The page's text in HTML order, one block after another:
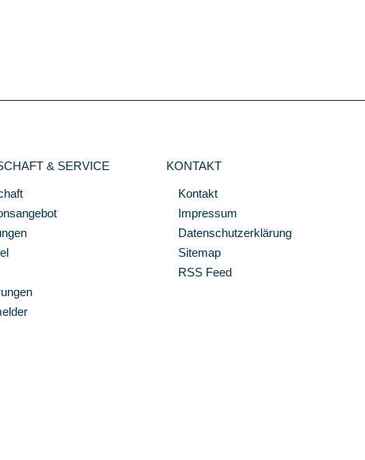
& SERVICE KONTAKT
Kontakt
Impressum
Datenschutzerklärung
Sitemap
RSS Feed